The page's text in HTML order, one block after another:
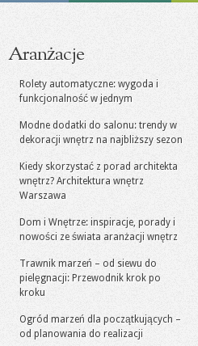
Aranżacje
Rolety automatyczne: wygoda i
funkcjonalność w jednym
Modne dodatki do salonu: trendy w
dekoracji wnętrz na najbliższy sezon
Kiedy skorzystać z porad architekta
wnętrz? Architektura wnętrz
Warszawa
Dom i Wnętrze: inspiracje, porady i
nowości ze świata aranżacji wnętrz
Trawnik marzeń – od siewu do
pielęgnacji: Przewodnik krok po
kroku
Ogród marzeń dla początkujących –
od planowania do realizacji